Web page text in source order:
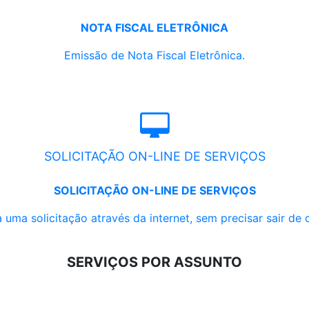
NOTA FISCAL ELETRÔNICA
Emissão de Nota Fiscal Eletrônica.
SOLICITAÇÃO ON-LINE DE SERVIÇOS
SOLICITAÇÃO ON-LINE DE SERVIÇOS
uma solicitação através da internet, sem precisar sair de
SERVIÇOS POR ASSUNTO